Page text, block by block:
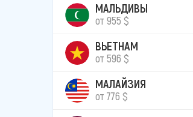
МАЛЬДИВЫ
от 955 $
ВЬЕТНАМ
от 596 $
МАЛАЙЗИЯ
от 776 $